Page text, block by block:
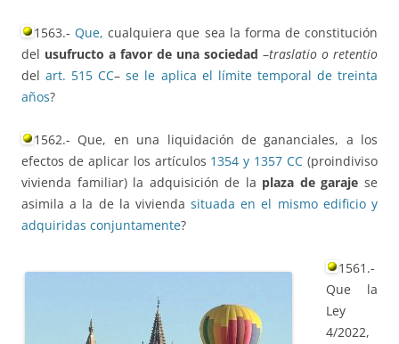
1563.-Que, cualquiera que sea la forma de constitución
del usufructo a favor de una sociedad –traslatio o retentio
delart. 515 CC–se le aplica el límite temporal de treinta
años?
1562.- Que, en una liquidación de gananciales, a los
efectos de aplicar los artículos 1354 y 1357 CC (proindiviso
vivienda familiar) la adquisición de la plaza de garaje se
asimila a la de la viviendasituada en el mismo edificio y
adquiridas conjuntamente?
1561.-
Que la
Ley
4/2022,